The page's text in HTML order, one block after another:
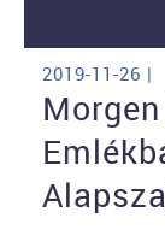
2019-11-26 |